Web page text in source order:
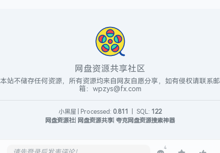
4
网盘资源共享社区
本站不储存任何资源，所有资源均来自网友自愿分享，如有侵权请联系邮
箱：wpzys@fx.com
小黑屋 Processed: 0.811 SQL: 122
网盘资源社| 网盘资源共享| 夸克网盘资源搜索神器